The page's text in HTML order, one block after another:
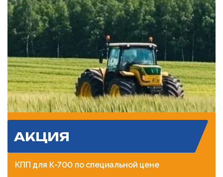
АКЦИЯ
КПП для К-700 по специальной цене